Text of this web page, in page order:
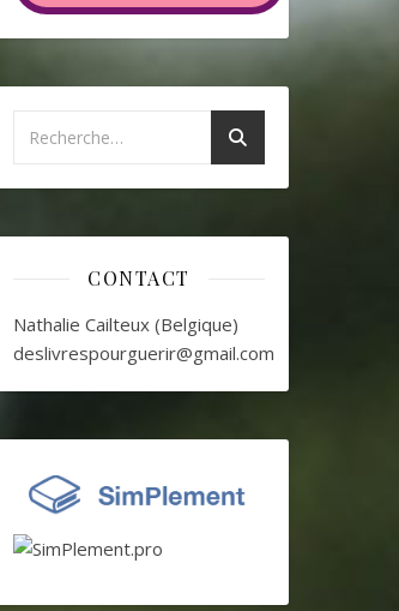
CONTACT
Nathalie Cailteux (Belgique)
deslivrespourguerir@gmail.com